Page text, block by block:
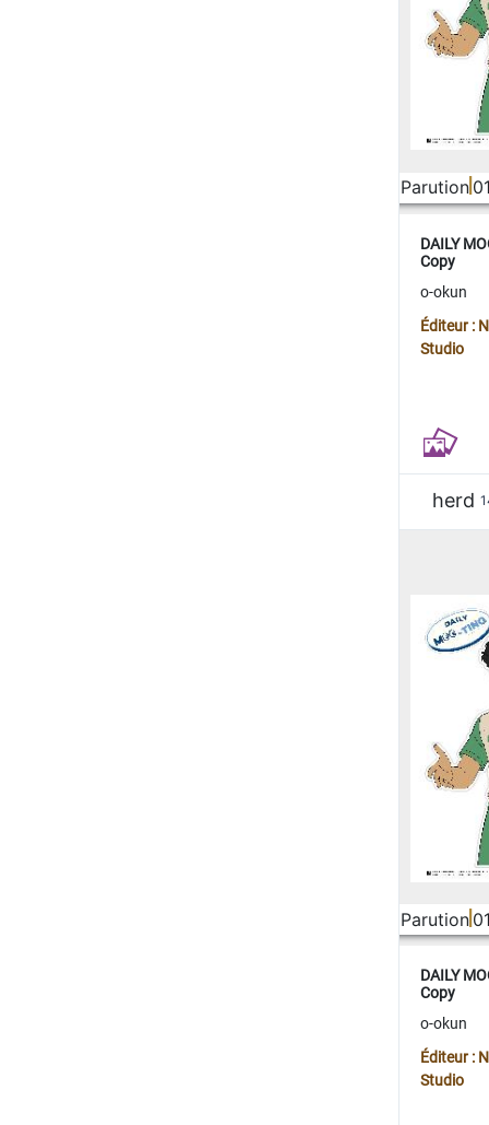
Parution
DAILY
Copy
o-okun
Éditeur :
Studio
herd
Parution
DAILY
Copy
o-okun
Éditeur :
Studio